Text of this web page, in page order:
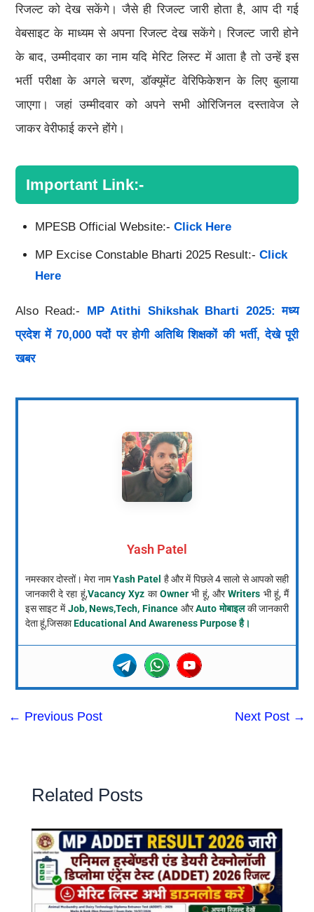
रिजल्ट को देख सकेंगे। जैसे ही रिजल्ट जारी होता है, आप दी गई
वेबसाइट के माध्यम से अपना रिजल्ट देख सकेंगे। रिजल्ट जारी होने
के बाद, उम्मीदवार का नाम यदि मेरिट लिस्ट में आता है तो उन्हें इस
भर्ती परीक्षा के अगले चरण, डॉक्यूमेंट वेरिफिकेशन के लिए बुलाया
जाएगा। जहां उम्मीदवार को अपने सभी ओरिजिनल दस्तावेज ले
जाकर वेरीफाई करने होंगे।
Important Link:-
MPESB Official Website:- Click Here
MP Excise Constable Bharti 2025 Result:- Click
Here
Also Read:- MP Atithi Shikshak Bharti 2025: मध्य
प्रदेश में 70,000 पदों पर होगी अतिथि शिक्षकों की भर्ती, देखे पूरी
खबर
Yash Patel
नमस्कार दोस्तों। मेरा नामYash Patel है और में पिछले 4 सालो से आपको सही
जानकारी दे रहा हूं,Vacancy Xyz काOwnerभी हूं, औरWriters भी हूं, मैं
इस साइट मेंJob, News,Tech, Finance औरAuto मोबाइलकी जानकारी
देता हूं,जिसकाEducational And Awareness Purpose है।
← Previous Post Next Post →
Related Posts